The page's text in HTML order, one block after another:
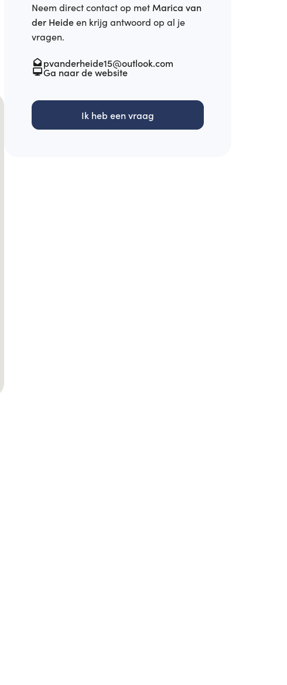
Neem direct contact op met Marica van
der Heideen krijg antwoord op al je
vragen.
pvanderheide15@outlook.com
Ga naar de website
Ik heb een vraag